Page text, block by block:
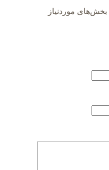
بخش‌های موردنیاز